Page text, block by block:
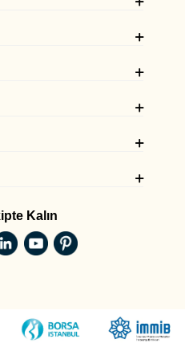
Kalın